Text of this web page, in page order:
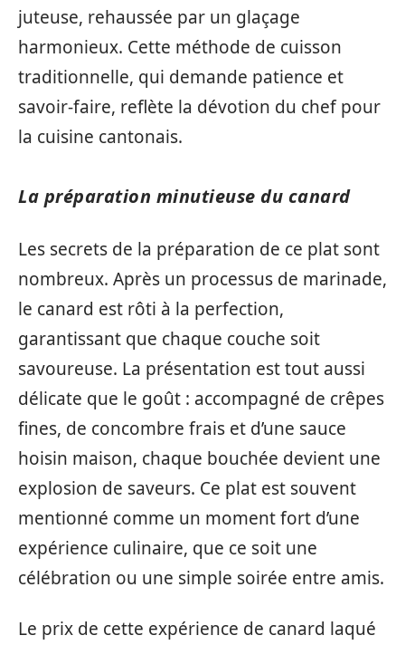
juteuse, rehaussée par un glaçage
harmonieux. Cette méthode de cuisson
traditionnelle, qui demande patience et
savoir-faire, reflète la dévotion du chef pour
la cuisine cantonais.
La préparation minutieuse du canard
Les secrets de la préparation de ce plat sont
nombreux. Après un processus de marinade,
le canard est rôti à la perfection,
garantissant que chaque couche soit
savoureuse. La présentation est tout aussi
délicate que le goût : accompagné de crêpes
fines, de concombre frais et d’une sauce
hoisin maison, chaque bouchée devient une
explosion de saveurs. Ce plat est souvent
mentionné comme un moment fort d’une
expérience culinaire, que ce soit une
célébration ou une simple soirée entre amis.
Le prix de cette expérience de canard laqué